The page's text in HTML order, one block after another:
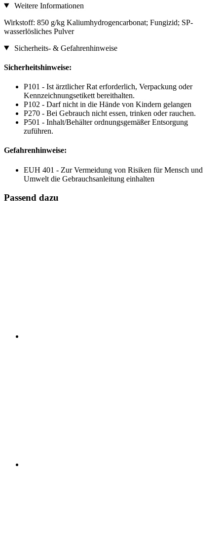
Weitere Informationen
Wirkstoff: 850 g/kg Kaliumhydrogencarbonat; Fungizid; SP-
wasserlösliches Pulver
Sicherheits- & Gefahrenhinweise
Sicherheitshinweise:
P101 - Ist ärztlicher Rat erforderlich, Verpackung oder
Kennzeichnungsetikett bereithalten.
P102 - Darf nicht in die Hände von Kindern gelangen
P270 - Bei Gebrauch nicht essen, trinken oder rauchen.
P501 - Inhalt/Behälter ordnungsgemäßer Entsorgung
zuführen.
Gefahrenhinweise:
EUH 401 - Zur Vermeidung von Risiken für Mensch und
Umwelt die Gebrauchsanleitung einhalten
Passend dazu